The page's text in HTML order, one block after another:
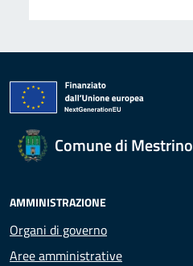
Comune di Mestrino
AMMINISTRAZIONE
Organi di governo
Aree amministrative